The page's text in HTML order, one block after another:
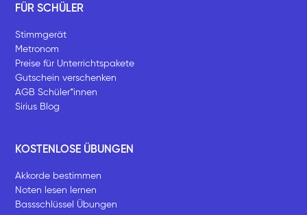
FÜR SCHÜLER
Stimmgerät
Metronom
Preise für Unterrichtspakete
Gutschein verschenken
AGB Schüler*innen
Sirius Blog
KOSTENLOSE ÜBUNGEN
Akkorde bestimmen
Noten lesen lernen
Bassschlüssel Übungen